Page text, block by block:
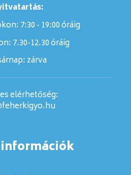
7:30 - 19:00 óráig
7.30-12.30 óráig
zárva
elérhetőség: